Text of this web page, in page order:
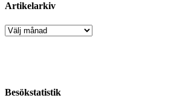
Artikelarkiv
Artikelarkiv
Besökstatistik